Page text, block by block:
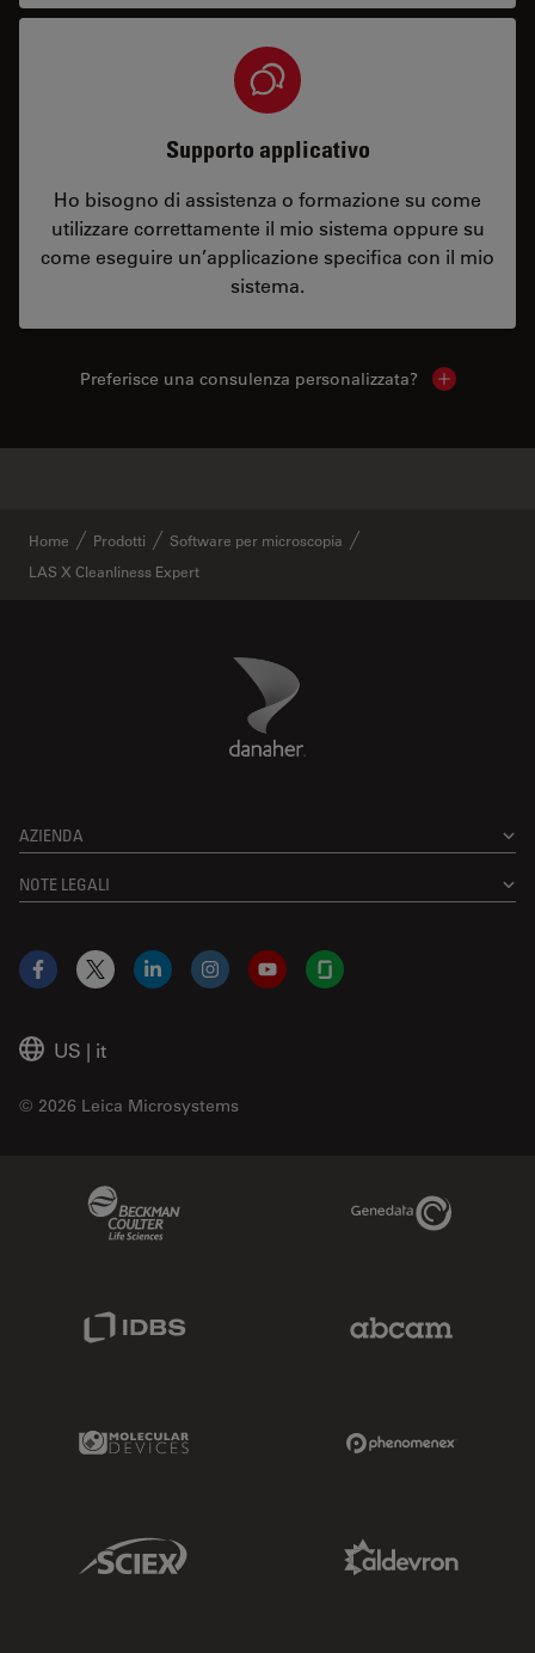
Supporto applicativo
Ho bisogno di assistenza o formazione su come
utilizzare correttamente il mio sistema oppure su
come eseguire un’applicazione specifica con il mio
sistema.
Preferisce una consulenza personalizzata? Show local
Home Prodotti
Software per microscopia
LAS X Cleanliness Expert
Danaher Logo
AZIENDA
NOTE LEGALI
US | it
© 2026 Leica Microsystems
Facebook
X LinkedInInstagramYouTubeGlassdoor
Genedata Link
Molecular Devices Link
Sciex Link